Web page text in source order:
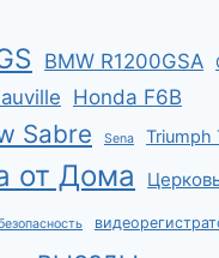
BMW R1200GSA
Honda F6B
Sabre Sena Triumph
от Дома